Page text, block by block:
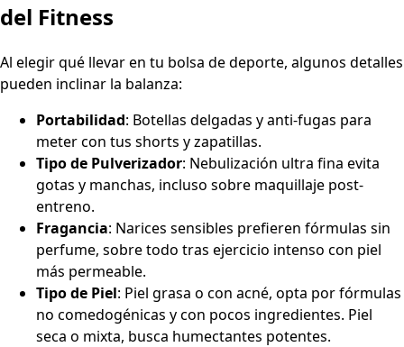
del Fitness
Al elegir qué llevar en tu bolsa de deporte, algunos detalles
pueden inclinar la balanza:
Portabilidad: Botellas delgadas y anti-fugas para
meter con tus shorts y zapatillas.
Tipo de Pulverizador: Nebulización ultra fina evita
gotas y manchas, incluso sobre maquillaje post-
entreno.
Fragancia: Narices sensibles prefieren fórmulas sin
perfume, sobre todo tras ejercicio intenso con piel
más permeable.
Tipo de Piel: Piel grasa o con acné, opta por fórmulas
no comedogénicas y con pocos ingredientes. Piel
seca o mixta, busca humectantes potentes.